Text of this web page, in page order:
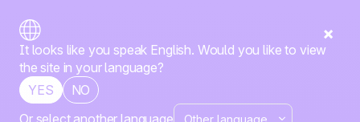
It looks like you speak English. Would you like to view
the site in your language?
YES
NO
Or select another language